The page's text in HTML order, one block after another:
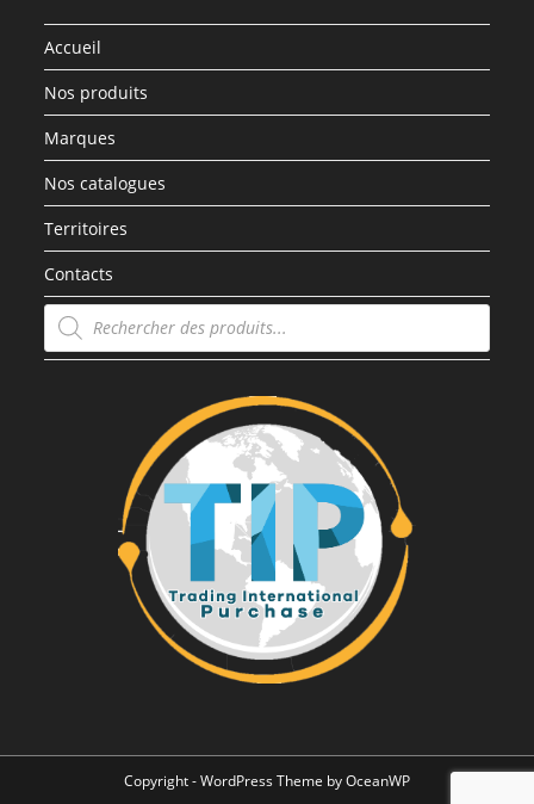
Accueil
Nos produits
Marques
Nos catalogues
Territoires
Contacts
Recherche
de
produits
Copyright - WordPress Theme by OceanWP